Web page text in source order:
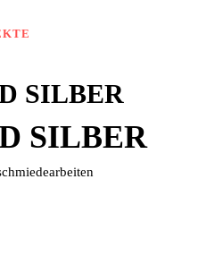
SILBER
SILBER